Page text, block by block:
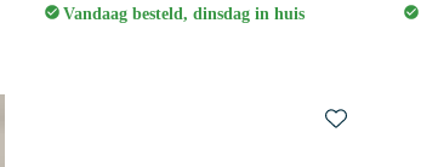
Vandaag besteld, dinsdag in huis